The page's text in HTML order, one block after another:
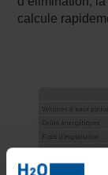
calcule